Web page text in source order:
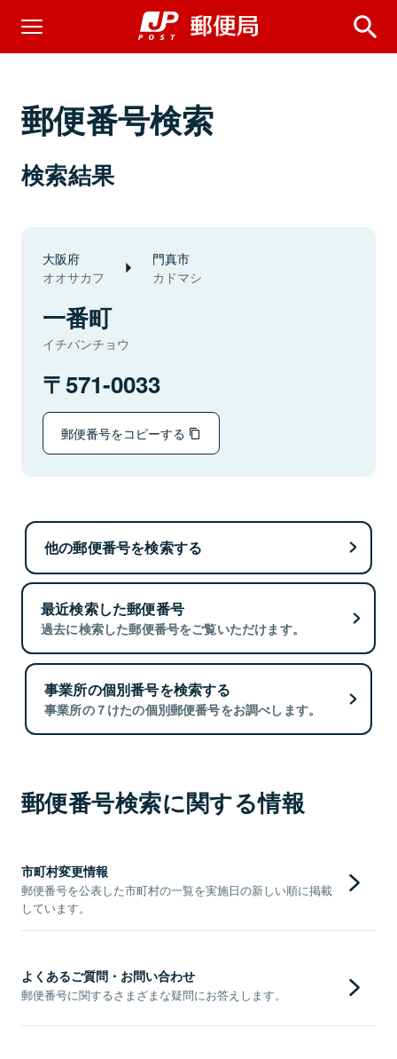
郵便番号検索
検索結果
大阪府
オオサカフ
門真市
カドマシ
一番町
イチバンチョウ
571-0033
郵便番号をコピーする
他の郵便番号を検索する
最近検索した郵便番号
過去に検索した郵便番号をご覧いただけます。
事業所の個別番号を検索する
事業所の７けたの個別郵便番号をお調べします。
郵便番号検索に関する情報
市町村変更情報
郵便番号を公表した市町村の一覧を実施日の新しい順に掲載
しています。
よくあるご質問・お問い合わせ
郵便番号に関するさまざまな疑問にお答えします。